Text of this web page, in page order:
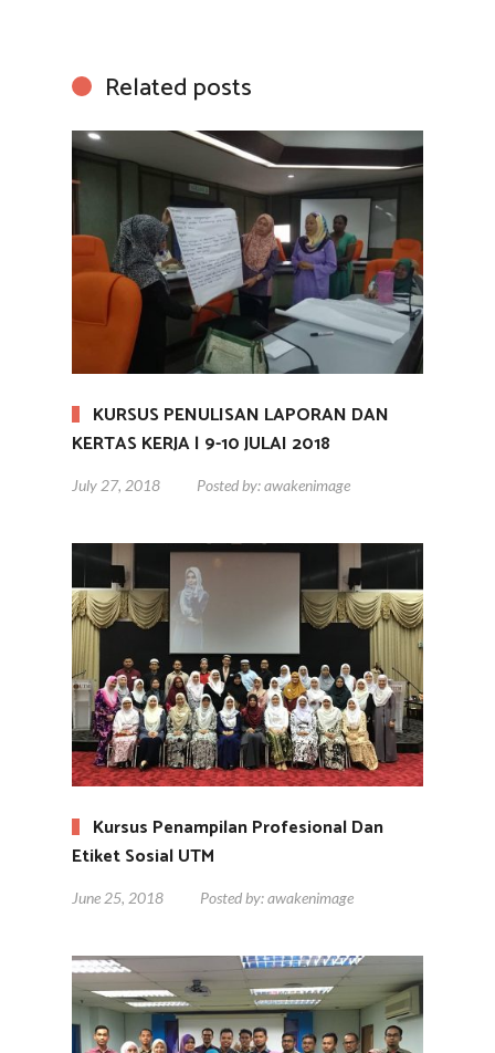
Related posts
KURSUS PENULISAN LAPORAN DAN
KERTAS KERJA | 9-10 JULAI 2018
July 27, 2018 Posted by:awakenimage
Kursus Penampilan Profesional Dan
Etiket Sosial UTM
June 25, 2018 Posted by:awakenimage